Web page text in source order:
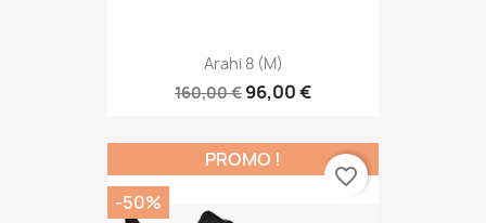
Arahi 8 (M)
160,00 € 96,00 €
PROMO !
-50%
favorite_border